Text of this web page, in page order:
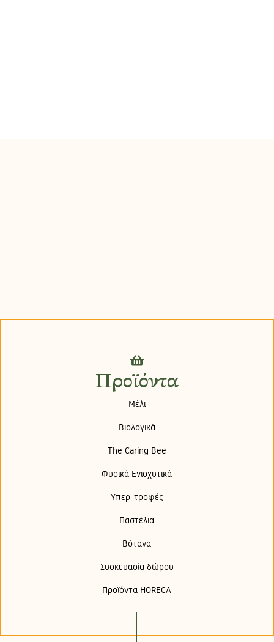
Προϊόντα
Μέλι
Βιολογικά
The Caring Bee
Φυσικά Ενισχυτικά
Υπερ-τροφές
Παστέλια
Βότανα
Συσκευασία δώρου
Προϊόντα HORECA